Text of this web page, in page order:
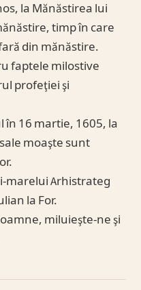
la Mănăstirea lui
timp în care
din mănăstire.
faptele milostive
profeţiei şi
în 16 martie, 1605, la
moaşte sunt
marelui Arhistrateg
la For.
miluieşte-ne şi